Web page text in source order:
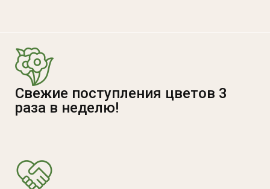
Свежие поступления цветов 3
раза в неделю!